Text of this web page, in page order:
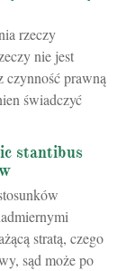
rzeczy
nie jest
czynność prawną
świadczyć
stantibus
stratą, czego
sąd może po